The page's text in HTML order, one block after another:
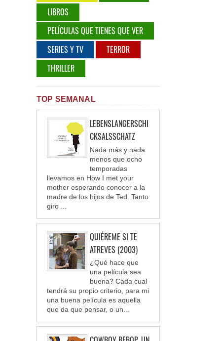
LIBROS
PELÍCULAS QUE TIENES QUE VER
SERIES Y TV
TERROR
THRILLER
TOP SEMANAL
LEBENSLANGERSCHI
CKSALSSCHATZ
Nada más y nada
menos que ocho
temporadas
llevamos en How I met your
mother esperando conocer a la
madre de los hijos de Ted. Tanto
giro ...
QUIÉREME SI TE
ATREVES (2003)
¿Qué hace que
una película sea
buena? Cada cual
tendrá su propio criterio, para mi
una buena película es aquella
que da que pensar, o un...